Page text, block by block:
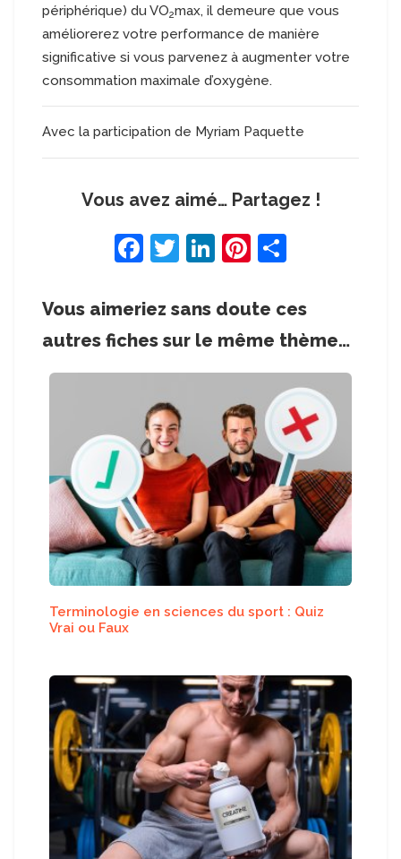
périphérique) du VO2max, il demeure que vous
améliorerez votre performance de manière
significative si vous parvenez à augmenter votre
consommation maximale d’oxygène.
Avec la participation de Myriam Paquette
Vous avez aimé… Partagez !
F
c
e
o
k
T
itt
er
Li
k
e
Pi
er
e
ar
e
Vous aimeriez sans doute ces
autres fiches sur le même thème…
Terminologie en sciences du sport : Quiz
Vrai ou Faux